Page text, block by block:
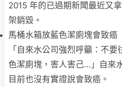
2015 年的已過期新聞最近又
架銷毀。
馬桶水箱放藍色潔廁塊會致癌
「自來水公司強烈呼籲：不
色潔廁塊，害人害己…」自來
目前也沒有實證說會致癌。